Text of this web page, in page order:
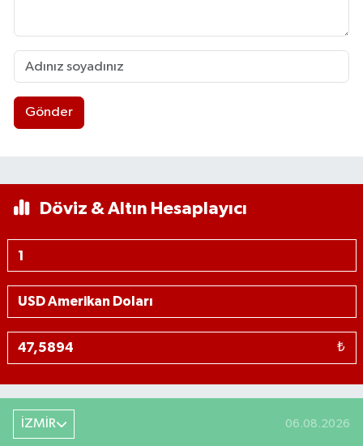
Gönder
Döviz & Altın Hesaplayıcı
₺
İZMİR 06.08.2026